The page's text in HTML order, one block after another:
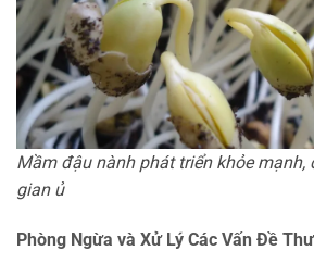
Mầm đậu nành phát triển khỏe mạnh,
gian ủ
Phòng Ngừa và Xử Lý Các Vấn Đề